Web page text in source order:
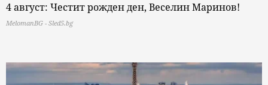
4 август: Честит рожден ден, Веселин Маринов!
MelomanBG - Sled5.bg